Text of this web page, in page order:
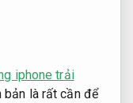
iphone trải
bản là rất cần để